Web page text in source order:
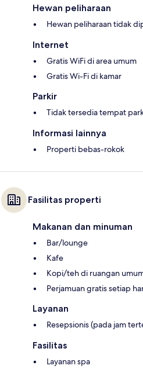
Hewan peliharaan
Hewan peliharaan tidak
Internet
Gratis WiFi di area umum
Gratis Wi-Fi di kamar
Parkir
Tidak tersedia tempat
Informasi lainnya
Properti bebas-rokok
Fasilitas properti
Makanan dan minuman
Bar/lounge
Kafe
Kopi/teh di ruangan
Perjamuan gratis setiap
Layanan
Resepsionis (pada jam
Fasilitas
Layanan spa